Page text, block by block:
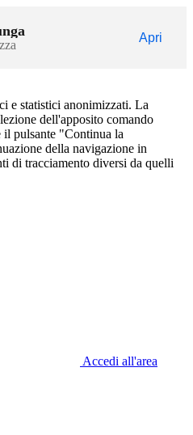
Apri
e statistici anonimizzati. La
dell'apposito comando
pulsante "Continua la
della navigazione in
di tracciamento diversi da quelli
Accedi all'area